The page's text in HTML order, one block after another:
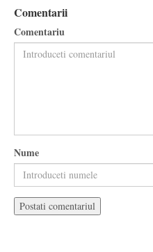
Comentarii
Comentariu
Nume